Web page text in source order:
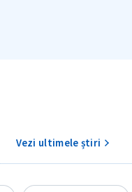
Vezi ultimele știri